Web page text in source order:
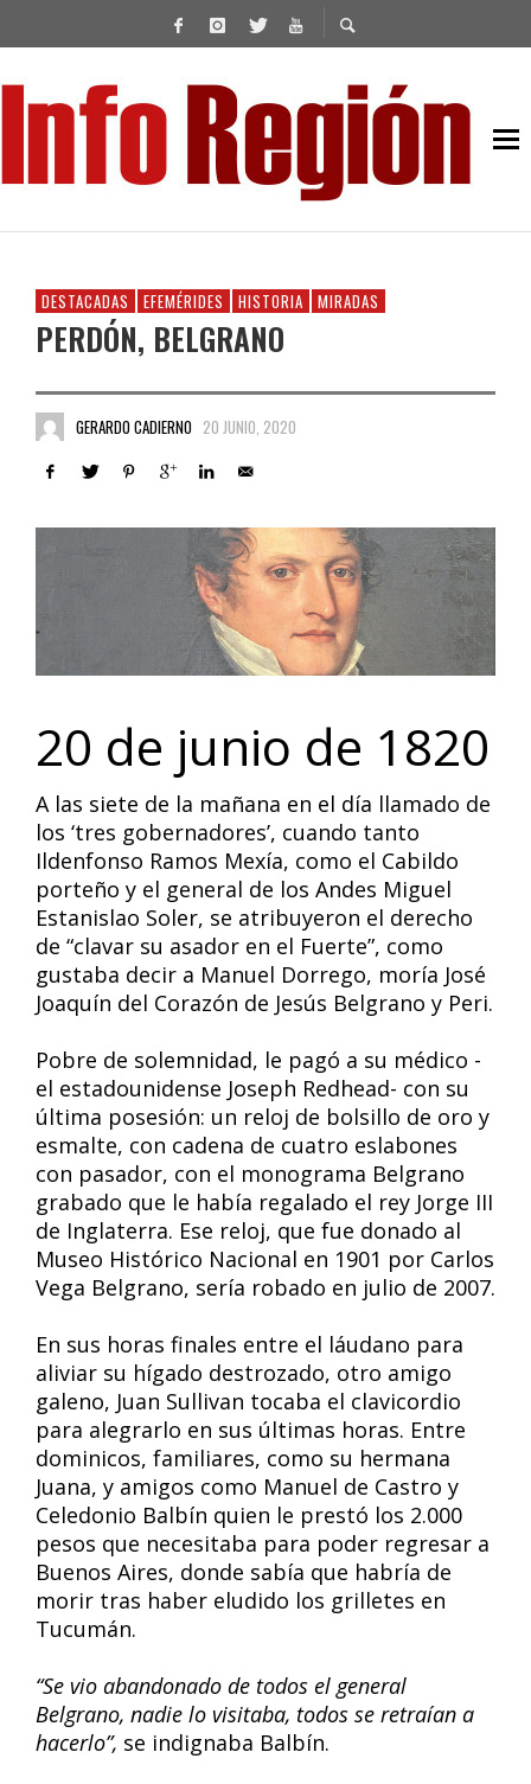
DESTACADAS EFEMÉRIDES HISTORIA MIRADAS
PERDÓN, BELGRANO
GERARDO CADIERNO 20 JUNIO, 2020
20 de junio de 1820
A las siete de la mañana en el día llamado de
los ‘tres gobernadores’, cuando tanto
Ildenfonso Ramos Mexía, como el Cabildo
porteño y el general de los Andes Miguel
Estanislao Soler, se atribuyeron el derecho
de “clavar su asador en el Fuerte”, como
gustaba decir a Manuel Dorrego, moría José
Joaquín del Corazón de Jesús Belgrano y Peri.
Pobre de solemnidad, le pagó a su médico -
el estadounidense Joseph Redhead- con su
última posesión: un reloj de bolsillo de oro y
esmalte, con cadena de cuatro eslabones
con pasador, con el monograma Belgrano
grabado que le había regalado el rey Jorge III
de Inglaterra. Ese reloj, que fue donado al
Museo Histórico Nacional en 1901 por Carlos
Vega Belgrano, sería robado en julio de 2007.
En sus horas finales entre el láudano para
aliviar su hígado destrozado, otro amigo
galeno, Juan Sullivan tocaba el clavicordio
para alegrarlo en sus últimas horas. Entre
dominicos, familiares, como su hermana
Juana, y amigos como Manuel de Castro y
Celedonio Balbín quien le prestó los 2.000
pesos que necesitaba para poder regresar a
Buenos Aires, donde sabía que habría de
morir tras haber eludido los grilletes en
Tucumán.
“Se vio abandonado de todos el general
Belgrano, nadie lo visitaba, todos se retraían a
hacerlo”, se indignaba Balbín.